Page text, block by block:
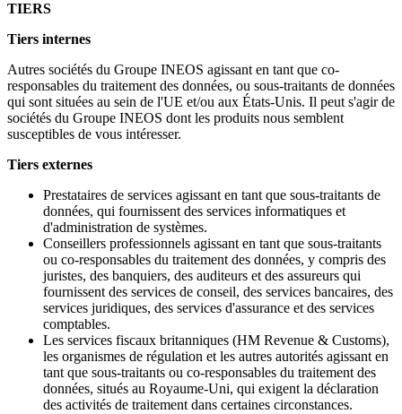
TIERS
Tiers internes
Autres sociétés du Groupe INEOS agissant en tant que co-
responsables du traitement des données, ou sous-traitants de données
qui sont situées au sein de l'UE et/ou aux États-Unis. Il peut s'agir de
sociétés du Groupe INEOS dont les produits nous semblent
susceptibles de vous intéresser.
Tiers externes
Prestataires de services agissant en tant que sous-traitants de
données, qui fournissent des services informatiques et
d'administration de systèmes.
Conseillers professionnels agissant en tant que sous-traitants
ou co-responsables du traitement des données, y compris des
juristes, des banquiers, des auditeurs et des assureurs qui
fournissent des services de conseil, des services bancaires, des
services juridiques, des services d'assurance et des services
comptables.
Les services fiscaux britanniques (HM Revenue & Customs),
les organismes de régulation et les autres autorités agissant en
tant que sous-traitants ou co-responsables du traitement des
données, situés au Royaume-Uni, qui exigent la déclaration
des activités de traitement dans certaines circonstances.